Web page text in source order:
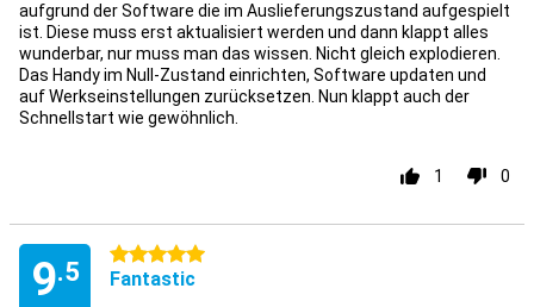
aufgrund der Software die im Auslieferungszustand aufgespielt
ist. Diese muss erst aktualisiert werden und dann klappt alles
wunderbar, nur muss man das wissen. Nicht gleich explodieren.
Das Handy im Null-Zustand einrichten, Software updaten und
auf Werkseinstellungen zurücksetzen. Nun klappt auch der
Schnellstart wie gewöhnlich.
1 0
9.5
5 stars
Fantastic